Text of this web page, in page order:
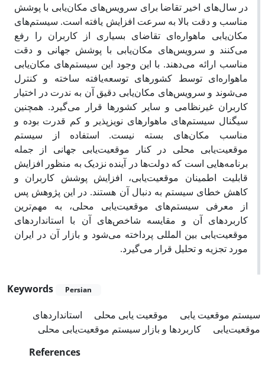
در سال‌های اخیر تقاضا برای سرویس‌های مکان‌یابی با پوشش
مناسب و دقت بالا به سرعت افزایش یافته است. سیستم‌های
مکان‌یابی ماهواره‌ای تقاضای بسیاری از کاربران را رفع
می‌کنند و سرویس‌های مکان‌یابی با پوشش جهانی و دقت
مناسب ارائه می‌دهند. با این وجود این سیستم‌های مکان‌یابی
ماهواره‌ای توسط کشورهای توسعه‌یافته ساخته و کنترل
می‌شوند و سرویس‌های مکان‌یابی دقیق آن به ندرت در اختیار
کاربران غیرنظامی و سایر کشورها قرار می‌گیرد. همچنین
سیگنال سیستم‌های ماهوارهای نویزپذیر و کم قدرت بوده و
مناسب مکان‌های بسته نیست. استفاده از سیستم
موقعیت‌یابی محلی در کنار موقعیت‌یابی جهانی از جمله
برنامه‌هایی است که دولت‌ها در آینده نزدیک به منظور افزایش
قابلیت اطمینان موقعیت‌یابی، افزایش پوشش کاربران و
کاهش خطای سیستم به دنبال آن هستند. در این پژوهش پس
از معرفی سیستم‌های موقعیت‌یابی محلی، به مهم‌ترین
کاربردهای آن و مقایسه شاخص‌های آن با استانداردهای
موقعیت‌یابی بین المللی پرداخته می‌شود و بازار آن در ایران
مورد تجزیه و تحلیل قرار می‌گیرد.
Keywords Persian
سیستم موقعیت یابی موقعیت یابی محلی
استانداردهای
موقعیت‌یابی
کاربردها و بازار سیستم موقعیت‌یابی محلی
References